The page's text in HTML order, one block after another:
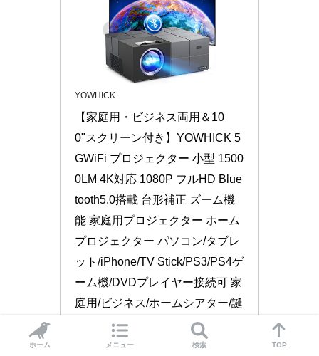
YOWHICK
【家庭用・ビジネス両用＆10
0"スクリーン付き】YOWHICK 5
GWiFi プロジェクター 小型 1500
0LM 4K対応 1080P フルHD Blue
tooth5.0搭載 台形補正 ズーム機
能 家庭用プロジェクター ホーム
プロジェクター パソコン/タブレ
ット/iPhone/TV Stick/PS3/PS4ゲ
ーム機/DVDプレイヤー接続可 家
庭用/ビジネス/ホームシアター/誕
生日ギフト/クリスマスプレゼン
ホーム メニュー 検索 TOP